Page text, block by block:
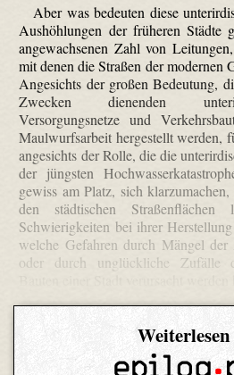
Aber was bedeuten diese
Aushöhlungen der früheren Städte
angewachsenen Zahl von
mit denen die Straßen der modernen
Angesichts der großen Bedeutung,
Zwecken dienenden
Versorgungsnetze und
Maulwurfsarbeit hergestellt werden,
angesichts der Rolle, die die
der jüngsten
gewiss am Platz, sich
den städtischen Straßenflächen
Schwierigkeiten bei ihrer
welche Gefahren durch Mängel
oder durch unglückliche Zufälle